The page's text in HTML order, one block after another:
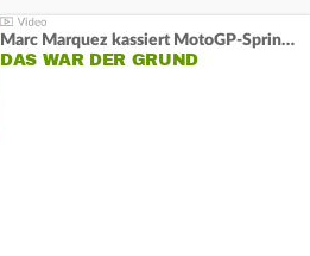
Marc Marquez kassiert MotoGP-Sprint-Schlappe:
DAS WAR DER GRUND